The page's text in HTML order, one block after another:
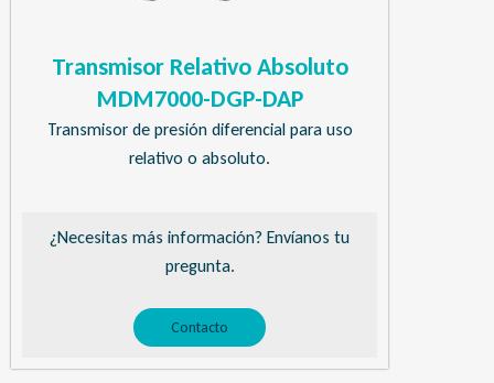
Transmisor Relativo Absoluto
MDM7000-DGP-DAP
Transmisor de presión diferencial para uso
relativo o absoluto.
¿Necesitas más información? Envíanos tu
pregunta.
Contacto